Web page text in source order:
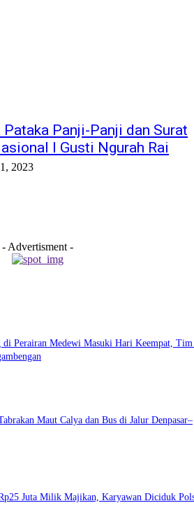
Panji-Panji dan Surat
I Gusti Ngurah Rai
2023
- Advertisment -
di Perairan Medewi Masuki Hari Keempat,
Maut Calya dan Bus di Jalur Denpasar–
Juta Milik Majikan, Karyawan Diciduk